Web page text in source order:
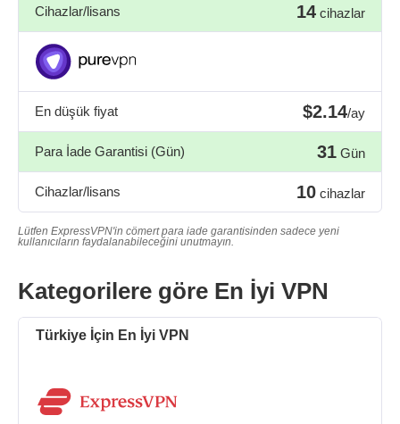
Cihazlar/lisans 14 cihazlar
En düşük fiyat $2.14/ay
Para İade Garantisi (Gün) 31 Gün
Cihazlar/lisans 10 cihazlar
Lütfen ExpressVPN'in cömert para iade garantisinden sadece yeni
kullanıcıların faydalanabileceğini unutmayın.
Kategorilere göre En İyi VPN
Türkiye İçin En İyi VPN